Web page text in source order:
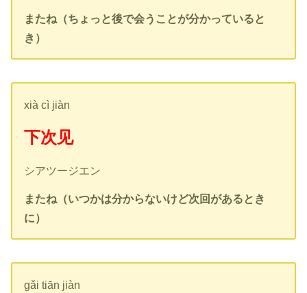
またね（ちょっと後で会うことが分かっていると
き）
xià cì jiàn
下次见
シアツージエン
またね（いつかは分からないけど次回があるとき
に）
gǎi tiān jiàn